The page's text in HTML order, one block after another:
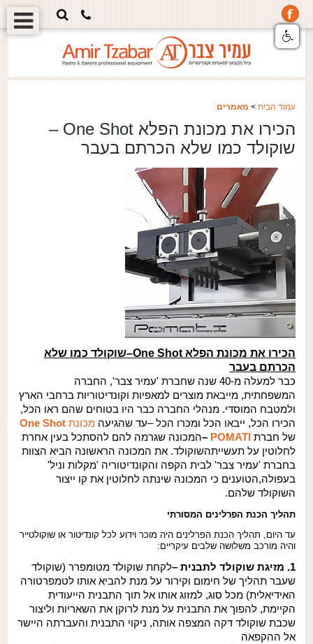
עמוד הבית> מאמרים
הכירו את מכונת הפלא One Shot –
שוקולד כמו שלא הכרתם בעבר
הכירו את מכונת הפלא One Shot
–שוקולד כמו שלא
הכרתם בעבר
כבר למעלה מ-40 שנה שחברת 'עמיר צבר', החברה
המשפחתית, מייבאת מוצרים למאפיות וקונדיטוריות ברחבי הארץ
ולמטבח המוסדי. מנהלי החברה כבר היו בטוחים שהם ראו הכל,
הכירו הכל, ייבאו הכל ומכרו הכל –עד שהגיעה מכונת One Shot
של חברת POMATI
–המכונה שגרמה להם להסתכל בעין אחרת
לחלוטין על תעשייתהשוקולד. את המכונה הראשונה הביא הצוות
בחברת 'עמיר צבר' לבית הקפה והקונדיטוריה 'מקלות וניל'
בעפולה,הטוענים כי המכונה שינתה לחלוטין את קו ייצור
השוקולד שלהם.
תהליך הכנת הפרלינים המסורתי
עד היום, תהליך הכנת הפרלינים היה מוכר וידוע לכל קונדיטור או שוקולטייר
והיה מורכב משלושה שלבים עיקריים:
1. מזיגת שוקולד לתבנית –לקחת שוקולד מטומפרר (שוקולד
שעבר תהליך של חימום וקירור על מנת להביא אותו לטמפרטורה
האידיאלית) מכל סוג, למזוג אותו אל תוך התבנית הייעודית
הקיימת, להפוך את התבנית על מנת לרוקן את השאריות וליצור
שכבת שוקולד דקה המצפה אותה, ניקוי התבנית והעברתה היישר
אל ההקפאה